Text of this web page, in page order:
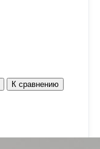
К сравнению